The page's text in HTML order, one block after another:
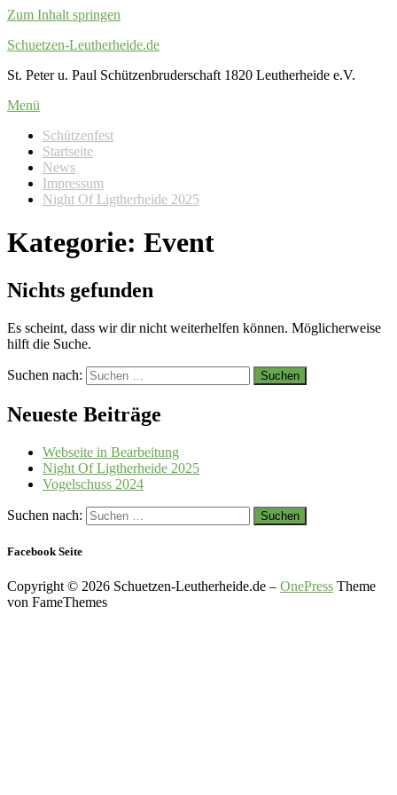
Zum Inhalt springen
Schuetzen-Leutherheide.de
St. Peter u. Paul Schützenbruderschaft 1820 Leutherheide e.V.
Menü
Schützenfest
Startseite
News
Impressum
Night Of Ligtherheide 2025
Kategorie: Event
Nichts gefunden
Es scheint, dass wir dir nicht weiterhelfen können. Möglicherweise
hilft die Suche.
Suchen nach:
Neueste Beiträge
Webseite in Bearbeitung
Night Of Ligtherheide 2025
Vogelschuss 2024
Suchen nach:
Facebook Seite
Copyright © 2026 Schuetzen-Leutherheide.de – OnePress Theme
von FameThemes